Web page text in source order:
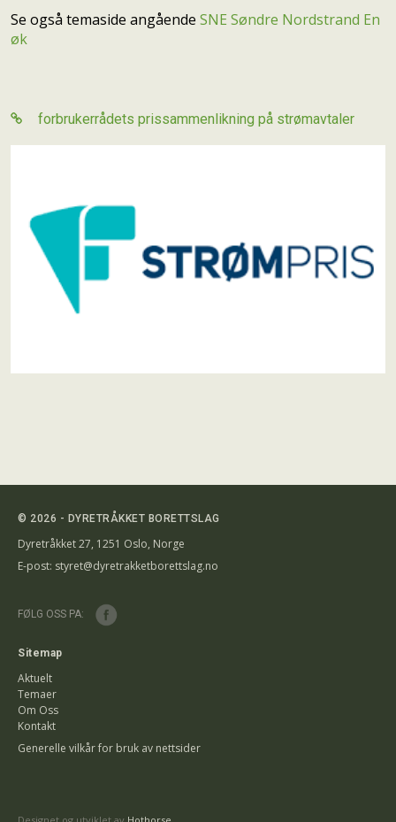
Se også temaside angåendeSNE Søndre Nordstrand En
øk
 forbrukerrådets prissammenlikning på strømavtaler
© 2026 - DYRETRÅKKET BORETTSLAG
Dyretråkket 27, 1251 Oslo, Norge
E-post: styret@dyretrakketborettslag.no
FØLG OSS PA:
Sitemap
Aktuelt
Temaer
Om Oss
Kontakt
Generelle vilkår for bruk av nettsider